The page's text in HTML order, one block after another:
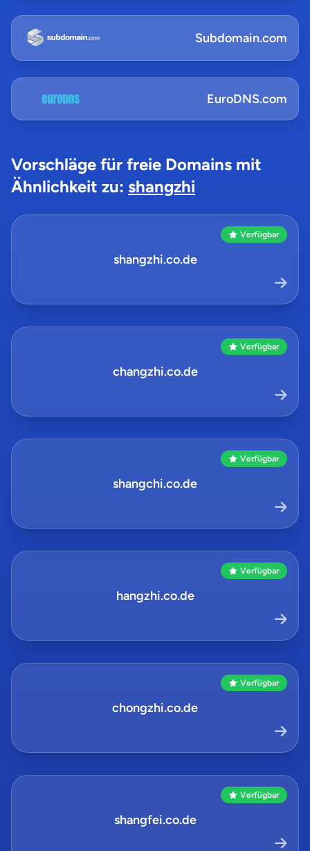
Subdomain.com
EuroDNS.com
Vorschläge für freie Domains mit
Ähnlichkeit zu: shangzhi
Verfügbar
shangzhi.co.de
Verfügbar
changzhi.co.de
Verfügbar
shangchi.co.de
Verfügbar
hangzhi.co.de
Verfügbar
chongzhi.co.de
Verfügbar
shangfei.co.de